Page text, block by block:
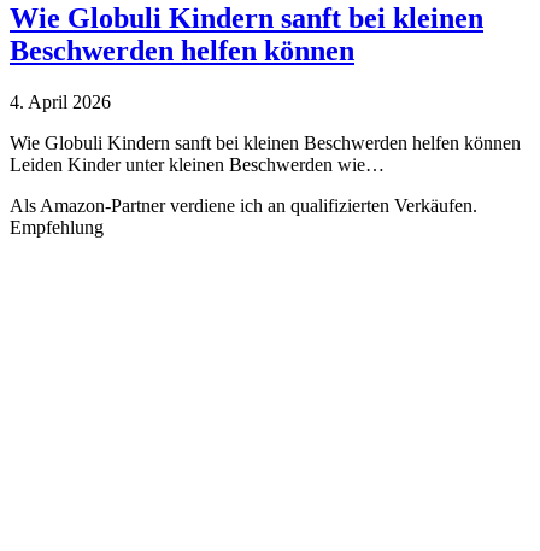
Wie Globuli Kindern sanft bei kleinen
Beschwerden helfen können
4. April 2026
Wie Globuli Kindern sanft bei kleinen Beschwerden helfen können
Leiden Kinder unter kleinen Beschwerden wie…
Als Amazon-Partner verdiene ich an qualifizierten Verkäufen.
Empfehlung